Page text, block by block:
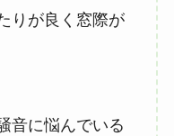
りが良く窓際が
音に悩んでいる